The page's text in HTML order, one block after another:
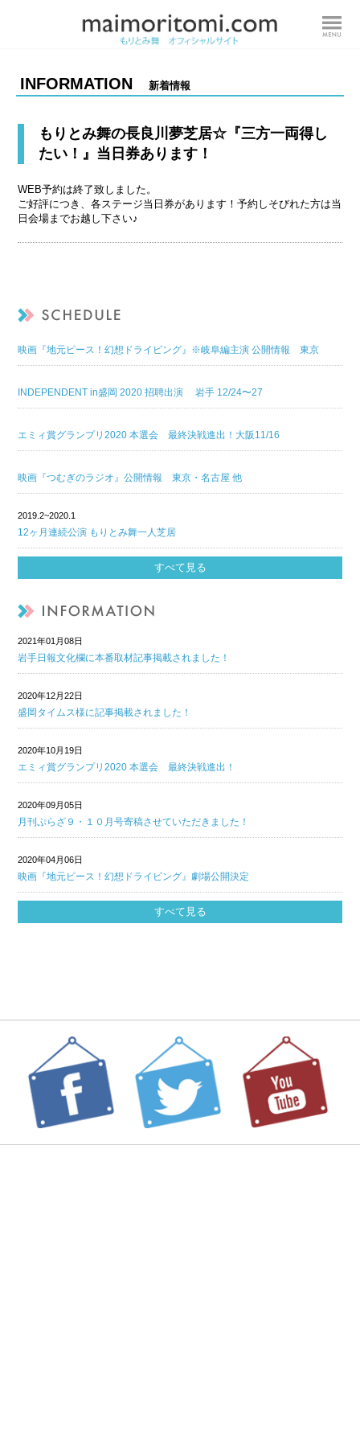
INFORMATION 新着情報
もりとみ舞の長良川夢芝居☆『三方一両得し
たい！』当日券あります！
WEB予約は終了致しました。
ご好評につき、各ステージ当日券があります！予約しそびれた方は当
日会場までお越し下さい♪
映画『地元ピース！幻想ドライビング』※岐阜編主演 公開情報 東京
INDEPENDENT in盛岡 2020 招聘出演 岩手 12/24〜27
エミィ賞グランプリ2020 本選会 最終決戦進出！大阪11/16
映画『つむぎのラジオ』公開情報 東京・名古屋 他
2019.2~2020.1
12ヶ月連続公演 もりとみ舞一人芝居
すべて見る
2021年01月08日
岩手日報文化欄に本番取材記事掲載されました！
2020年12月22日
盛岡タイムス様に記事掲載されました！
2020年10月19日
エミィ賞グランプリ2020 本選会 最終決戦進出！
2020年09月05日
月刊ぷらざ９・１０月号寄稿させていただきました！
2020年04月06日
映画『地元ピース！幻想ドライビング』劇場公開決定
すべて見る